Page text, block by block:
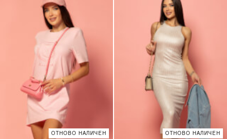
ОТНОВО НАЛИЧЕН ОТНОВО НАЛИЧЕН